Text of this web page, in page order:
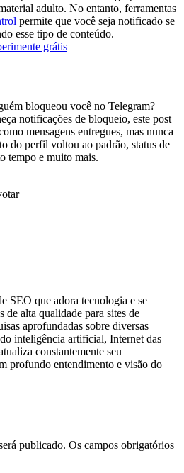
adulto. No entanto, ferramentas
permite que você seja notificado se
esse tipo de conteúdo.
grátis
bloqueou você no Telegram?
notificações de bloqueio, este post
mensagens entregues, mas nunca
do perfil voltou ao padrão, status de
tempo e muito mais.
SEO que adora tecnologia e se
de alta qualidade para sites de
aprofundadas sobre diversas
inteligência artificial, Internet das
constantemente seu
profundo entendimento e visão do
publicado. Os campos obrigatórios